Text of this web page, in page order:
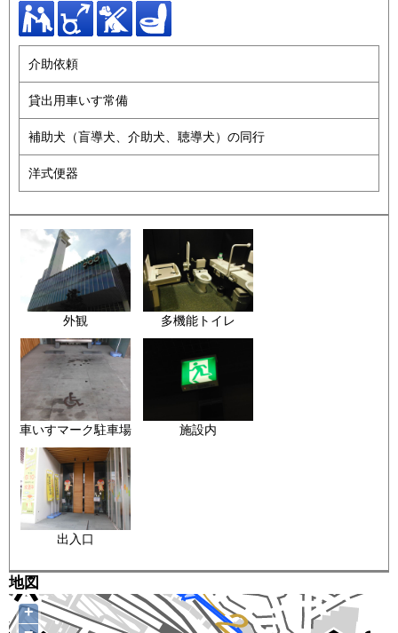
介助依頼
貸出用車いす常備
補助犬（盲導犬、介助犬、聴導犬）の同行
洋式便器
外観 多機能トイレ
車いすマーク駐車場 施設内
出入口
地図
+